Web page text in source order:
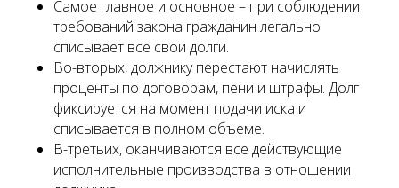
Самое главное и основное – при соблюдении
требований закона гражданин легально
списывает все свои долги.
Во-вторых, должнику перестают начислять
проценты по договорам, пени и штрафы. Долг
фиксируется на момент подачи иска и
списывается в полном объеме.
В-третьих, оканчиваются все действующие
исполнительные производства в отношении